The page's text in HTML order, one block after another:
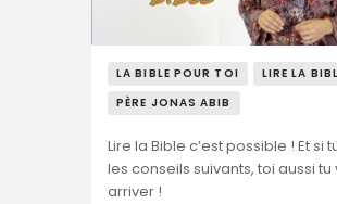
LA BIBLE POUR TOI
LIRE LA
PÈRE JONAS ABIB
Lire la Bible c’est possible ! Et si
les conseils suivants, toi aussi tu
arriver !